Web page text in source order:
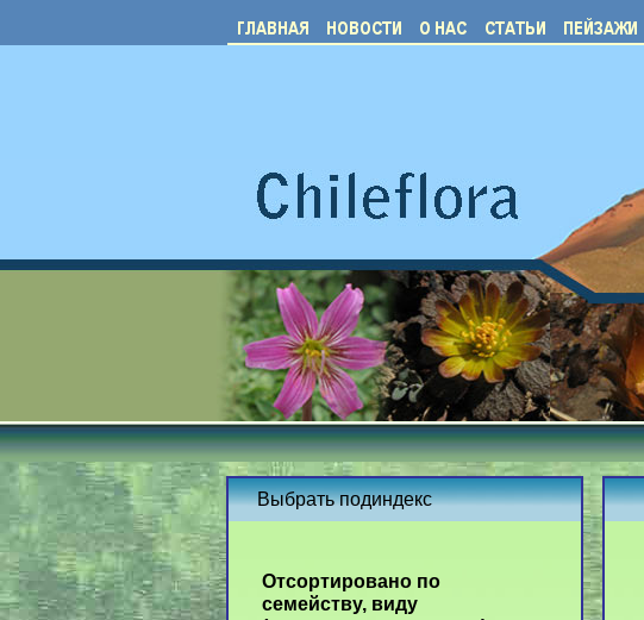
Выбрать подиндекс
Отсортировано по
семейству, виду